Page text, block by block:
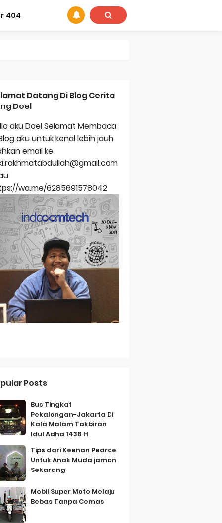
404
Tahan Lama
Bersahabat
Datang Di Blog Cerita
Doel
aku Doel Selamat Membaca
aku untuk kenal lebih jauh
email ke
wa.me/6285691578042
Posts
Bus Tingkat
Pekalongan-Jakarta Di
Kala Malam Takbiran
Idul Adha 1438 H
Tips dari Keenan Pearce
Untuk Anak Muda jaman
Sekarang
Mobil Super Moto Melaju
Bebas Tanpa Cemas